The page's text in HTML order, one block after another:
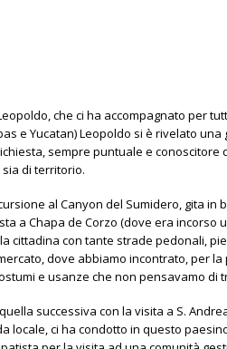
che ci ha accompagnato per
e Yucatan) Leopoldo si è rivelato
sempre puntuale e conoscitore
di territorio.
al Canyon del Sumidero, gita in
a Chapa de Corzo (dove era incorso
cittadina con tante strade pedonali,
dove abbiamo incontrato, per la
e usanze che non pensavamo di
successiva con la visita a S.
locale, ci ha condotto in questo